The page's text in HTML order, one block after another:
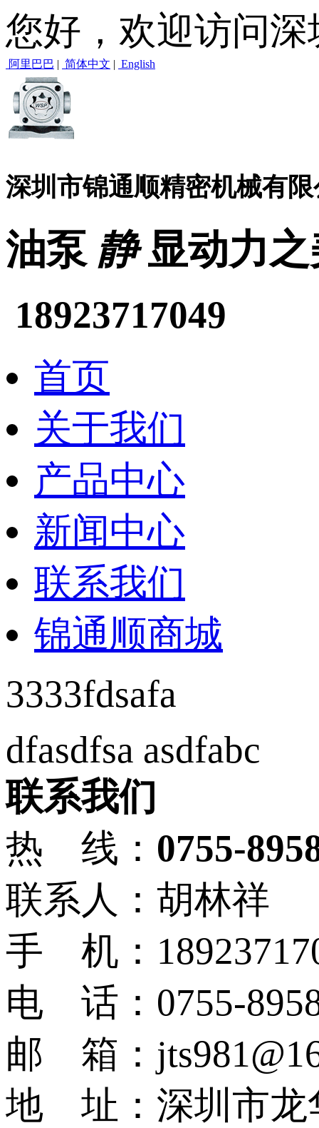
您好，欢迎访问
阿里巴巴 | 简体中文 | English
深圳市锦通顺精密机械有
油泵 静显动力之
18923717049
首页
关于我们
产品中心
新闻中心
联系我们
锦通顺商城
3333fdsafa
dfasdfsa asdfabc
联系我们
热 线： 0755-
联系人：胡林祥
手 机：
电 话：0755-
邮 箱：
地 址：深圳市龙